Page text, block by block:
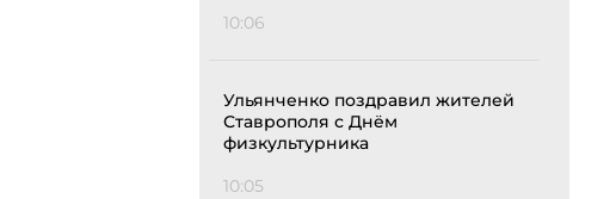
10:06
Ульянченко поздравил жителей
Ставрополя с Днём
физкультурника
10:05